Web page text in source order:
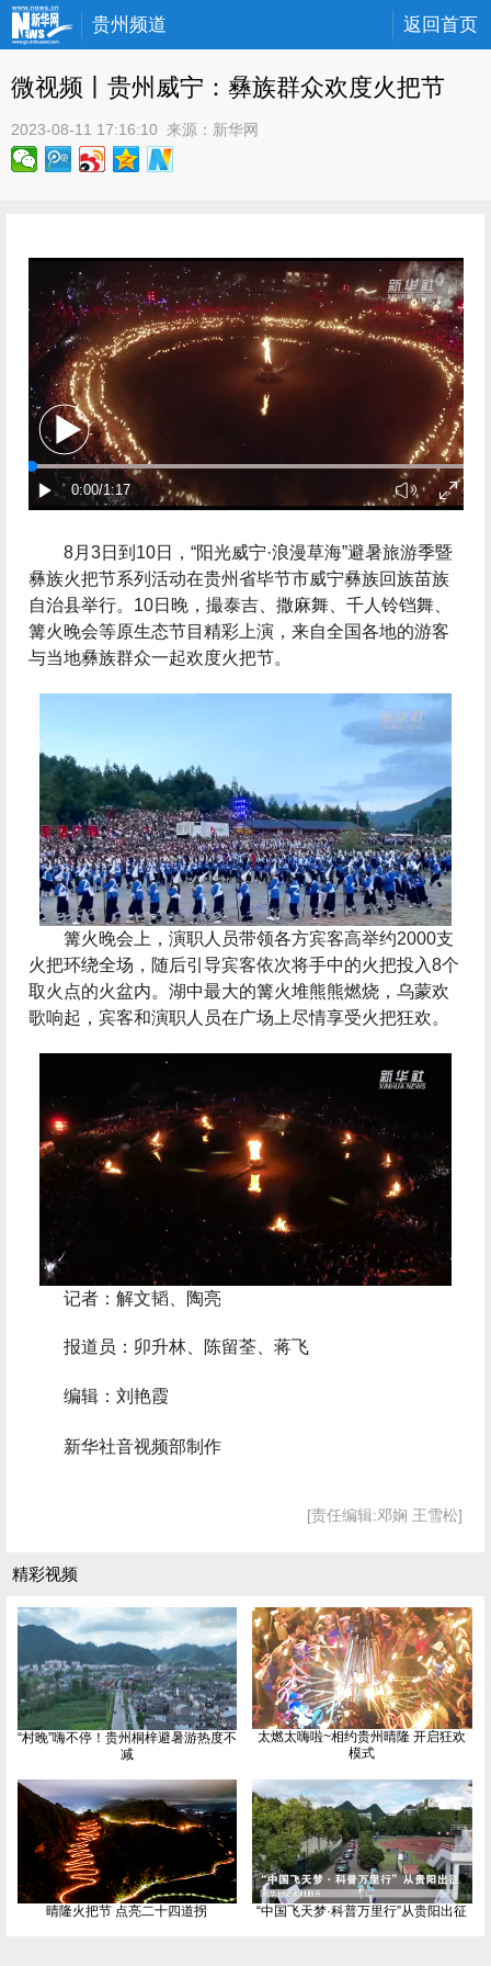
贵州频道 返回首页
微视频丨贵州威宁：彝族群众欢度火把节
2023-08-11 17:16:10 来源： 新华网
8月3日到10日，“阳光威宁·浪漫草海”避暑旅游季暨
彝族火把节系列活动在贵州省毕节市威宁彝族回族苗族
自治县举行。10日晚，撮泰吉、撒麻舞、千人铃铛舞、
篝火晚会等原生态节目精彩上演，来自全国各地的游客
与当地彝族群众一起欢度火把节。
篝火晚会上，演职人员带领各方宾客高举约2000支
火把环绕全场，随后引导宾客依次将手中的火把投入8个
取火点的火盆内。湖中最大的篝火堆熊熊燃烧，乌蒙欢
歌响起，宾客和演职人员在广场上尽情享受火把狂欢。
记者：解文韬、陶亮
报道员：卯升林、陈留荃、蒋飞
编辑：刘艳霞
新华社音视频部制作
[责任编辑:邓娴 王雪松]
精彩视频
“村晚”嗨不停！贵州桐梓避暑游热度不
减
太燃太嗨啦~相约贵州晴隆 开启狂欢
模式
晴隆火把节 点亮二十四道拐 “中国飞天梦·科普万里行”从贵阳出征